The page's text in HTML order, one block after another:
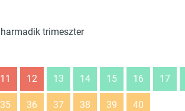
harmadik trimeszter
11 12 13 14 15 16 17
35 36 37 38 39 40